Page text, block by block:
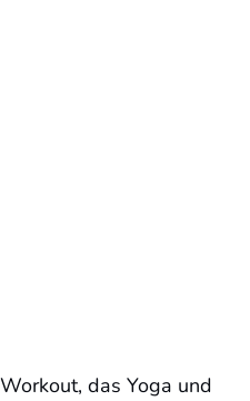
das Yoga und